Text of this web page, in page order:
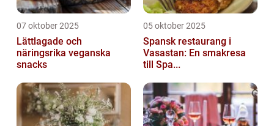
07 oktober 2025
Lättlagade och
näringsrika veganska
snacks
05 oktober 2025
Spansk restaurang i
Vasastan: En smakresa
till Spa...